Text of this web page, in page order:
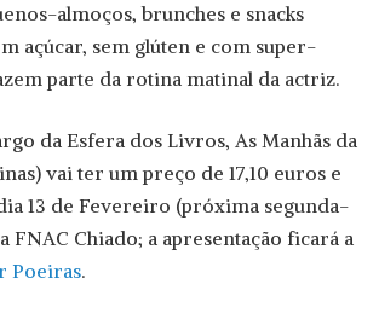
almoços, brunches e snacks
açúcar, sem glúten e com super-
parte da rotina matinal da actriz.
da Esfera dos Livros, As Manhãs da
vai ter um preço de 17,10 euros e
13 de Fevereiro (próxima segunda-
FNAC Chiado; a apresentação ficará a
Poeiras.